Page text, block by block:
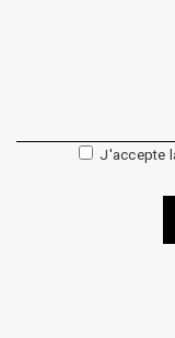
Veuillez laisser ce
J'accepte